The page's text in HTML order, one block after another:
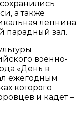
а также
лепнина
парадный зал.
военно-
«День в
ежегодным
которого
и кадет –